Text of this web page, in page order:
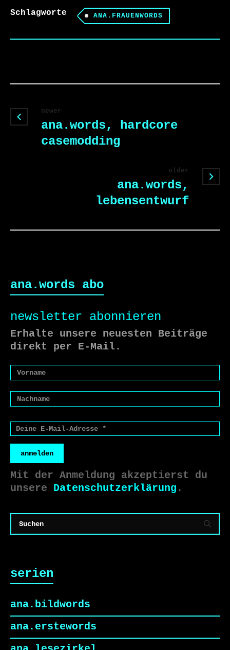
Schlagworte ANA.FRAUENWORDS
newer
ana.words, hardcore
casemodding
older
ana.words,
lebensentwurf
ana.words abo
newsletter abonnieren
Erhalte unsere neuesten Beiträge
direkt per E-Mail.
anmelden
Mit der Anmeldung akzeptierst du
unsere Datenschutzerklärung .
serien
ana.bildwords
ana.erstewords